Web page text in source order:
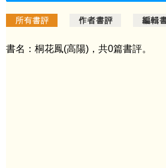
書名：桐花鳳(高陽)，共0篇書評。